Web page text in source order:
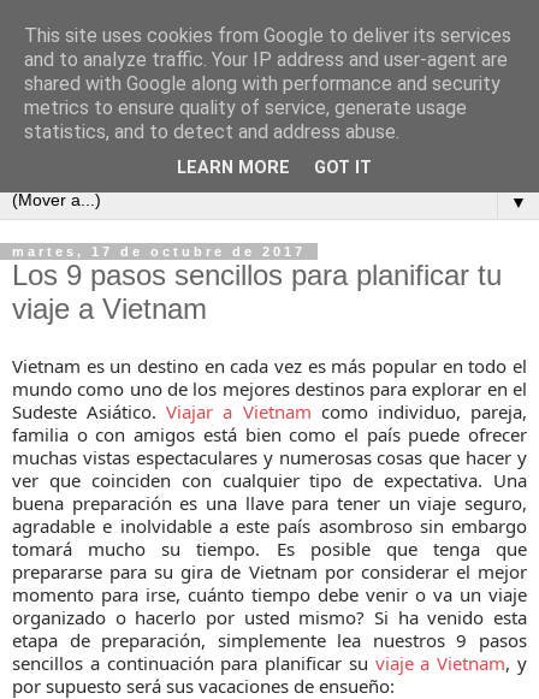
▼
martes, 17 de octubre de 2017
Los 9 pasos sencillos para planificar tu
viaje a Vietnam
Vietnam es un destino en cada vez es más popular en todo el
mundo como uno de los mejores destinos para explorar en el
Sudeste Asiático.Viajar a Vietnam como individuo, pareja,
familia o con amigos está bien como el país puede ofrecer
muchas vistas espectaculares y numerosas cosas que hacer y
ver que coinciden con cualquier tipo de expectativa. Una
buena preparación es una llave para tener un viaje seguro,
agradable e inolvidable a este país asombroso sin embargo
tomará mucho su tiempo. Es posible que tenga que
prepararse para su gira de Vietnam por considerar el mejor
momento para irse, cuánto tiempo debe venir o va un viaje
organizado o hacerlo por usted mismo? Si ha venido esta
etapa de preparación, simplemente lea nuestros 9 pasos
sencillos a continuación para planificar su viaje a Vietnam, y
por supuesto será sus vacaciones de ensueño:
This site uses cookies from Google to deliver its services
and to analyze traffic. Your IP address and user-agent are
shared with Google along with performance and security
metrics to ensure quality of service, generate usage
statistics, and to detect and address abuse.
LEARN MORE GOT IT